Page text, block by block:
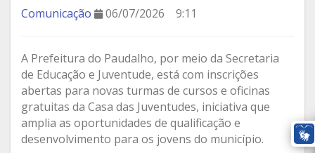
Comunicação 06/07/2026 9:11
A Prefeitura do Paudalho, por meio da Secretaria
de Educação e Juventude, está com inscrições
abertas para novas turmas de cursos e oficinas
gratuitas da Casa das Juventudes, iniciativa que
amplia as oportunidades de qualificação e
desenvolvimento para os jovens do município.